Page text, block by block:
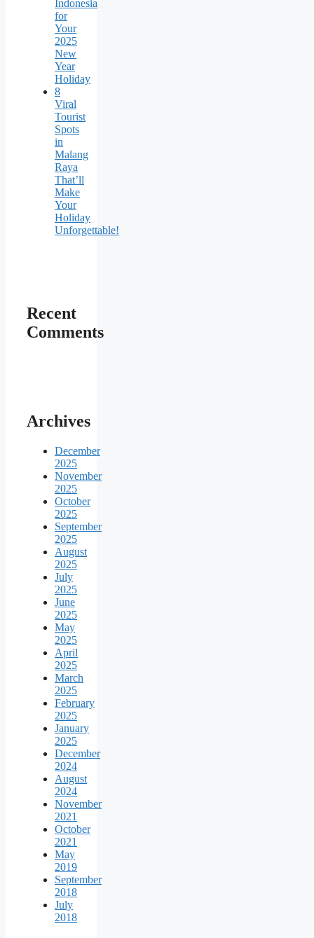
Indonesia
for
Your
2025
New
Year
Holiday
8
Viral
Tourist
Spots
in
Malang
Raya
That’ll
Make
Your
Holiday
Unforgettable!
Recent
Comments
Archives
December
2025
November
2025
October
2025
September
2025
August
2025
July
2025
June
2025
May
2025
April
2025
March
2025
February
2025
January
2025
December
2024
August
2024
November
2021
October
2021
May
2019
September
2018
July
2018